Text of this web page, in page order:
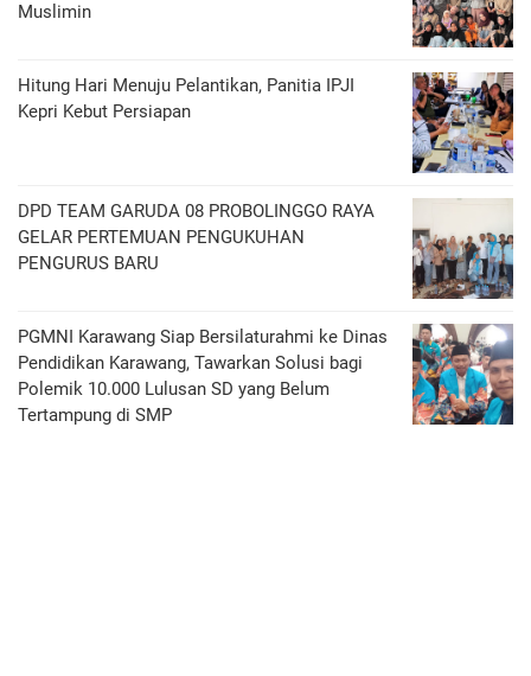
Muslimin
Hitung Hari Menuju Pelantikan, Panitia IPJI
Kepri Kebut Persiapan
DPD TEAM GARUDA 08 PROBOLINGGO RAYA
GELAR PERTEMUAN PENGUKUHAN
PENGURUS BARU
PGMNI Karawang Siap Bersilaturahmi ke Dinas
Pendidikan Karawang, Tawarkan Solusi bagi
Polemik 10.000 Lulusan SD yang Belum
Tertampung di SMP